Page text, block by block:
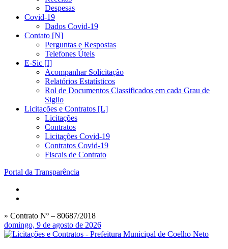
Despesas
Covid-19
Dados Covid-19
Contato [N]
Perguntas e Respostas
Telefones Úteis
E-Sic [I]
Acompanhar Solicitação
Relatórios Estatísticos
Rol de Documentos Classificados em cada Grau de
Sigilo
Licitações e Contratos [L]
Licitações
Contratos
Licitações Covid-19
Contratos Covid-19
Fiscais de Contrato
Portal da Transparência
» Contrato Nº – 80687/2018
domingo, 9 de agosto de 2026